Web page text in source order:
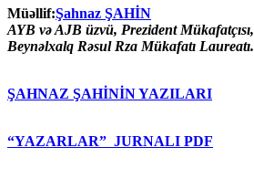
Müəllif:Şahnaz ŞAHİN
AYB və AJB üzvü, Prezident Mükafatçısı,
Beynəlxalq Rəsul Rza Mükafatı Laureatı.
ŞAHNAZ ŞAHİNİN YAZILARI
“YAZARLAR” JURNALI PDF